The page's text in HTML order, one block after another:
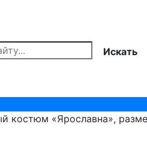
Искать
костюм «Ярославна»,